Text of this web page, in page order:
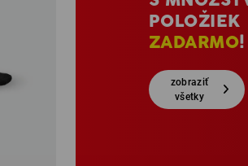
POLOŽIEK
ZADARMO!
zobraziť
všetky
akciové